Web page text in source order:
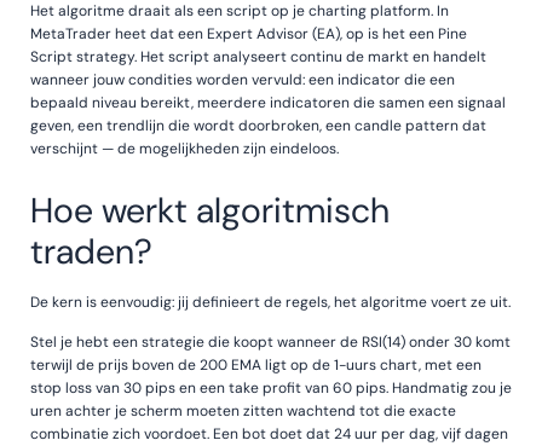
Het algoritme draait als een script op je charting platform. In
MetaTrader heet dat een Expert Advisor (EA), op is het een Pine
Script strategy. Het script analyseert continu de markt en handelt
wanneer jouw condities worden vervuld: een indicator die een
bepaald niveau bereikt, meerdere indicatoren die samen een signaal
geven, een trendlijn die wordt doorbroken, een candle pattern dat
verschijnt — de mogelijkheden zijn eindeloos.
Hoe werkt algoritmisch
traden?
De kern is eenvoudig: jij definieert de regels, het algoritme voert ze uit.
Stel je hebt een strategie die koopt wanneer de RSI(14) onder 30 komt
terwijl de prijs boven de 200 EMA ligt op de 1-uurs chart, met een
stop loss van 30 pips en een take profit van 60 pips. Handmatig zou je
uren achter je scherm moeten zitten wachtend tot die exacte
combinatie zich voordoet. Een bot doet dat 24 uur per dag, vijf dagen